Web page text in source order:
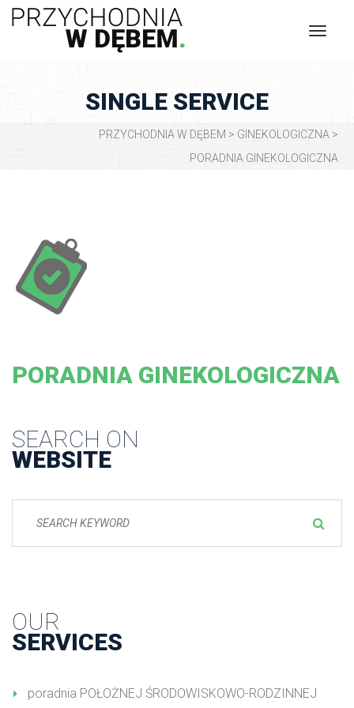
SINGLE SERVICE
PRZYCHODNIA W DĘBEM > GINEKOLOGICZNA >
PORADNIA GINEKOLOGICZNA
PORADNIA GINEKOLOGICZNA
SEARCH ON
WEBSITE
OUR
SERVICES
poradnia POŁOŻNEJ ŚRODOWISKOWO-RODZINNEJ